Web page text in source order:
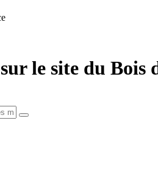
le site du Bois